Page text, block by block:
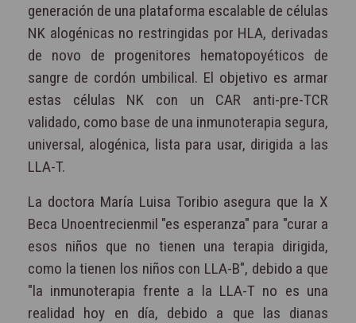
generación de una plataforma escalable de células
NK alogénicas no restringidas por HLA, derivadas
de novo de progenitores hematopoyéticos de
sangre de cordón umbilical. El objetivo es armar
estas células NK con un CAR anti-pre-TCR
validado, como base de una inmunoterapia segura,
universal, alogénica, lista para usar, dirigida a las
LLA-T.
La doctora María Luisa Toribio asegura que la X
Beca Unoentrecienmil "es esperanza" para "curar a
esos niños que no tienen una terapia dirigida,
como la tienen los niños con LLA-B", debido a que
"la inmunoterapia frente a la LLA-T no es una
realidad hoy en día, debido a que las dianas